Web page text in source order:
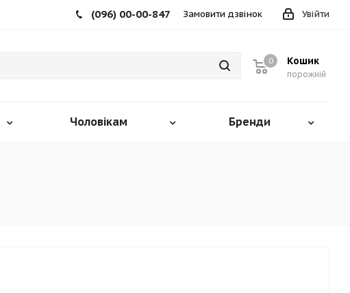
Увійти
(096) 00-00-847 Замовити дзвінок
Кошик
порожній
0
Чоловікам Бренди